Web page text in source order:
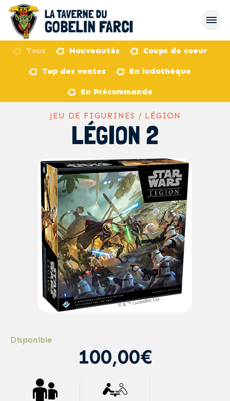
Tous Nouveautés Coups de coeur
Top des ventes En ludothèque
En Précommande
JEU DE FIGURINES / LÉGION
LÉGION 2
Disponible
100,00€